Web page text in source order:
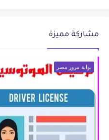
مشاركة مميزة
بوابة مرور مصر